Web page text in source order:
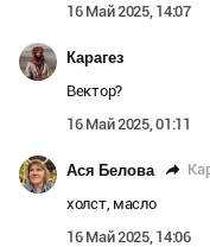
16 Май 2025, 14:07
Карагез
Вектор?
16 Май 2025, 01:11
Ася Белова
холст, масло
16 Май 2025, 14:06